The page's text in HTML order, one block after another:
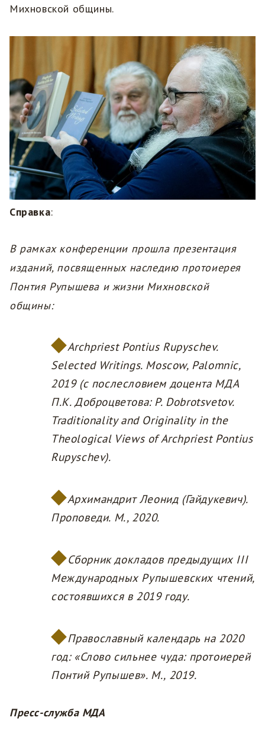
Михновской общины.
Справка:
В рамках конференции прошла презентация
изданий, посвященных наследию протоиерея
Понтия Рупышева и жизни Михновской
общины:
Archpriest Pontius Rupyschev.
Selected Writings. Moscow, Palomnic,
2019 (с послесловием доцента МДА
П.К. Доброцветова: P. Dobrotsvetov.
Traditionality and Originality in the
Theological Views of Archpriest Pontius
Rupyschev).
Архимандрит Леонид (Гайдукевич).
Проповеди. М., 2020.
Сборник докладов предыдущих III
Международных Рупышевских чтений,
состоявшихся в 2019 году.
Православный календарь на 2020
год: «Слово сильнее чуда: протоиерей
Понтий Рупышев». М., 2019.
Пресс-служба МДА